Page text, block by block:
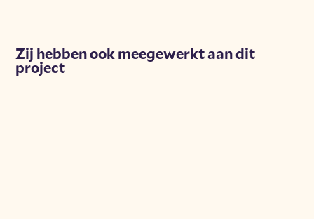
Zij hebben ook meegewerkt aan dit
project